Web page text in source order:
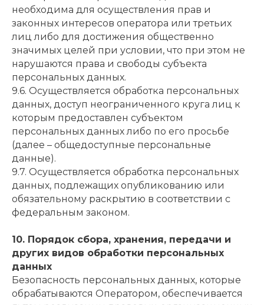
необходима для осуществления прав и
законных интересов оператора или третьих
лиц либо для достижения общественно
значимых целей при условии, что при этом не
нарушаются права и свободы субъекта
персональных данных.
9.6. Осуществляется обработка персональных
данных, доступ неограниченного круга лиц к
которым предоставлен субъектом
персональных данных либо по его просьбе
(далее – общедоступные персональные
данные).
9.7. Осуществляется обработка персональных
данных, подлежащих опубликованию или
обязательному раскрытию в соответствии с
федеральным законом.
10. Порядок сбора, хранения, передачи и
других видов обработки персональных
данных
Безопасность персональных данных, которые
обрабатываются Оператором, обеспечивается